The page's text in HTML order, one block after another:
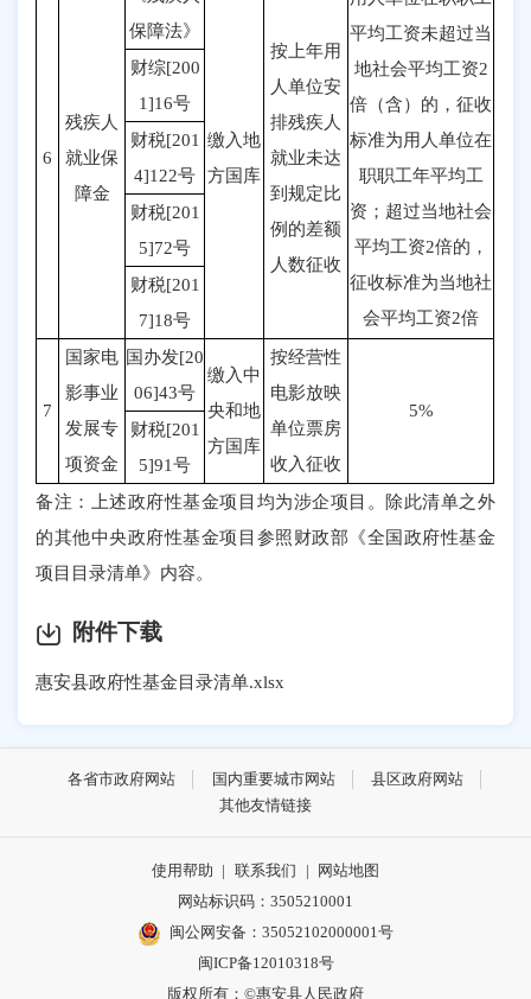
6
残疾人
就业保
障金
保障法》
缴入地
方国库
按上年用
人单位安
排残疾人
就业未达
到规定比
例的差额
人数征收
平均工资未超过当
地社会平均工资2
倍（含）的，征收
标准为用人单位在
职职工年平均工
资；超过当地社会
平均工资2倍的，
征收标准为当地社
会平均工资2倍
财综[200
1]16号
财税[201
4]122号
财税[201
5]72号
财税[201
7]18号
7
国家电
影事业
发展专
项资金
国办发[20
06]43号
缴入中
央和地
方国库
按经营性
电影放映
单位票房
收入征收
5%
财税[201
5]91号
备注：上述政府性基金项目均为涉企项目。除此清单之外
的其他中央政府性基金项目参照财政部《全国政府性基金
项目目录清单》内容。
附件下载
惠安县政府性基金目录清单.xlsx
各省市政府网站 国内重要城市网站
县区政府网站
其他友情链接
使用帮助 | 联系我们 |
网站地图
网站标识码：3505210001
闽公网安备：35052102000001号
闽ICP备12010318号
版权所有：©惠安县人民政府